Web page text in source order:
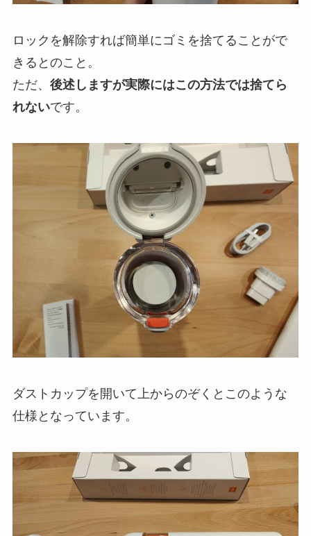
ロックを解除すれば簡単にゴミを捨てることがで
きるとのこと。
ただ、 後述しますが実際にはこの方法では捨てら
れないです。
ダストカップを開いて上からのぞくとこのような
仕様となっています。